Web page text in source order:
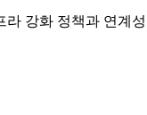
라 강화 정책과 연계성